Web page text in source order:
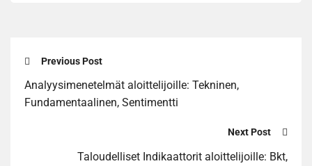
Previous Post
Analyysimenetelmät aloittelijoille: Tekninen,
Fundamentaalinen, Sentimentti
Next Post
Taloudelliset Indikaattorit aloittelijoille: Bkt,